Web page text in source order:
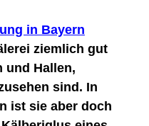
ziemlich gut
und Hallen,
sind. In
ist sie aber doch